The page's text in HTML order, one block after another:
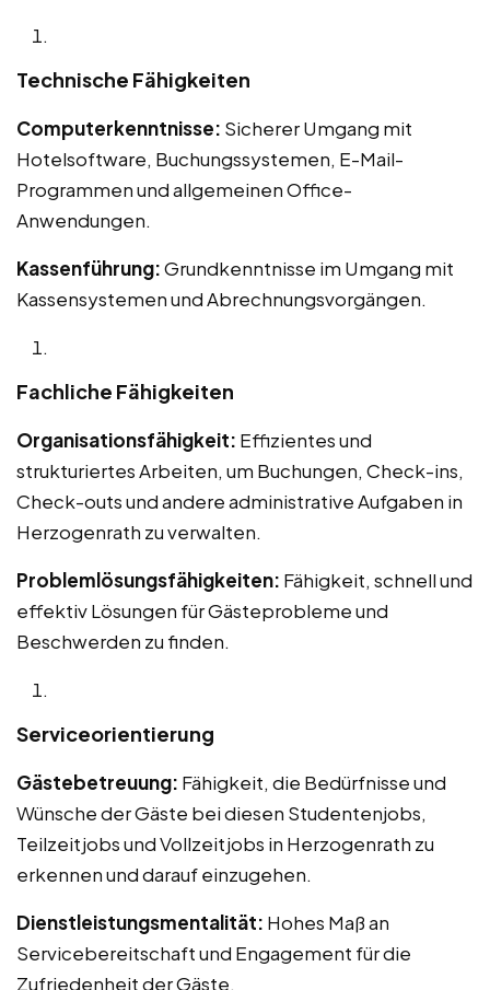
Technische Fähigkeiten
Computerkenntnisse: Sicherer Umgang mit
Hotelsoftware, Buchungssystemen, E-Mail-
Programmen und allgemeinen Office-
Anwendungen.
Kassenführung:Grundkenntnisse im Umgang mit
Kassensystemen und Abrechnungsvorgängen.
Fachliche Fähigkeiten
Organisationsfähigkeit: Effizientes und
strukturiertes Arbeiten, um Buchungen, Check-ins,
Check-outs und andere administrative Aufgaben in
Herzogenrath zu verwalten.
Problemlösungsfähigkeiten: Fähigkeit, schnell und
effektiv Lösungen für Gästeprobleme und
Beschwerden zu finden.
Serviceorientierung
Gästebetreuung: Fähigkeit, die Bedürfnisse und
Wünsche der Gäste bei diesen Studentenjobs,
Teilzeitjobs und Vollzeitjobs in Herzogenrath zu
erkennen und darauf einzugehen.
Dienstleistungsmentalität: Hohes Maß an
Servicebereitschaft und Engagement für die
Zufriedenheit der Gäste.